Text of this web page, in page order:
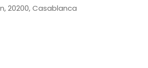
20200, Casablanca